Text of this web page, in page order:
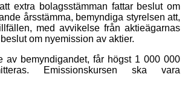
extra bolagsstämman fattar beslut om
årsstämma, bemyndiga styrelsen att,
med avvikelse från aktieägarnas
om nyemission av aktier.
av bemyndigandet, får högst 1 000 000
Emissionskursen ska vara